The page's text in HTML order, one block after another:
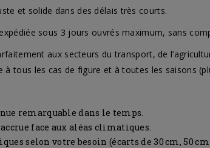
et solide dans des délais très courts.
sous 3 jours ouvrés maximum, sans
aux secteurs du transport, de
tous les cas de figure et à toutes les saisons
remarquable dans le temps.
face aux aléas climatiques.
selon votre besoin (écarts de 30 cm, 50 cm